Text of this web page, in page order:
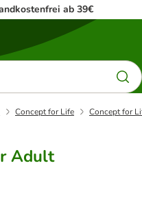
ab 39€
Concept for Life Concept for
Adult